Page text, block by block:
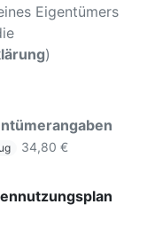
Eigentümers
)
34,80 €